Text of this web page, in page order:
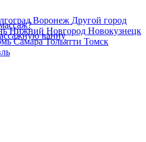
Воронеж Другой город
Нижний Новгород Новокузнецк
СамараТольятти Томск
ванну